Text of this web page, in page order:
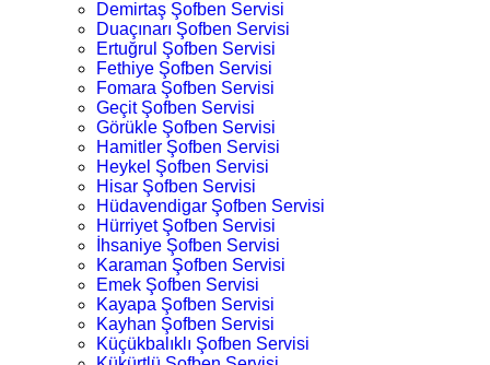
Demirtaş Şofben Servisi
Duaçınarı Şofben Servisi
Ertuğrul Şofben Servisi
Fethiye Şofben Servisi
Fomara Şofben Servisi
Geçit Şofben Servisi
Görükle Şofben Servisi
Hamitler Şofben Servisi
Heykel Şofben Servisi
Hisar Şofben Servisi
Hüdavendigar Şofben Servisi
Hürriyet Şofben Servisi
İhsaniye Şofben Servisi
Karaman Şofben Servisi
Emek Şofben Servisi
Kayapa Şofben Servisi
Kayhan Şofben Servisi
Küçükbalıklı Şofben Servisi